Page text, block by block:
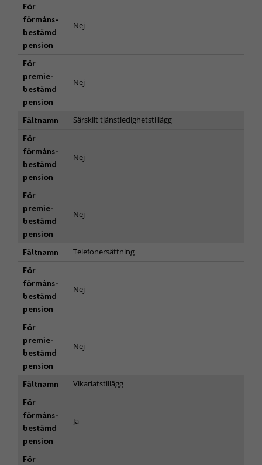
För
förmåns­
bestämd
pension
Nej
För
premie­
bestämd
pension
Nej
Fältnamn
Särskilt tjänstledighetstillägg
För
förmåns­
bestämd
pension
Nej
För
premie­
bestämd
pension
Nej
Fältnamn
Telefonersättning
För
förmåns­
bestämd
pension
Nej
För
premie­
bestämd
pension
Nej
Fältnamn
Vikariatstillägg
För
förmåns­
bestämd
pension
Ja
För